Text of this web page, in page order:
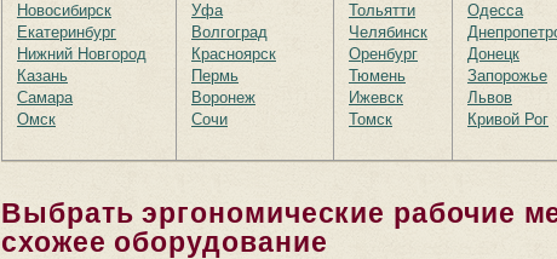
Новосибирск
Екатеринбург
Нижний Новгород
Казань
Самара
Омск
Уфа
Волгоград
Красноярск
Пермь
Воронеж
Сочи
Тольятти
Челябинск
Оренбург
Тюмень
Ижевск
Томск
Одесса
Донецк
Запорожье
Львов
Кривой Рог
Выбрать эргономические рабочие
схожее оборудование